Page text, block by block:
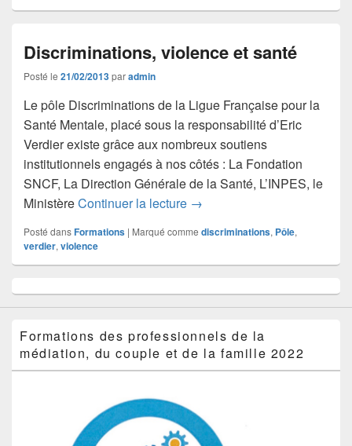
Discriminations, violence et santé
Posté le 21/02/2013paradmin
Le pôle Discriminations de la Ligue Française pour la
Santé Mentale, placé sous la responsabilité d’Eric
Verdier existe grâce aux nombreux soutiens
institutionnels engagés à nos côtés : La Fondation
SNCF, La Direction Générale de la Santé, L’INPES, le
MinistèreContinuer la lecture Discriminations, violence et
→
Posté dansFormations | Marqué comme discriminations, Pôle,
verdier, violence
principale
de
pour
barre
Formations des professionnels de la
médiation, du couple et de la famille 2022